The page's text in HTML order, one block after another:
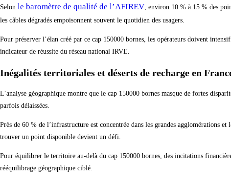
Selon le baromètre de qualité de l’AFIREV , environ 10 % à 15 % des
les câbles dégradés empoisonnent souvent le quotidien des usagers.
Pour préserver l’élan créé par ce cap 150000 bornes, les opérateurs doivent
indicateur de réussite du réseau national IRVE.
Inégalités territoriales et déserts de recharge en
L’analyse géographique montre que le cap 150000 bornes masque de fortes
parfois délaissées.
Près de 60 % de l’infrastructure est concentrée dans les grandes agglomérations
trouver un point disponible devient un défi.
Pour équilibrer le territoire au-delà du cap 150000 bornes, des incitations
rééquilibrage géographique ciblé.